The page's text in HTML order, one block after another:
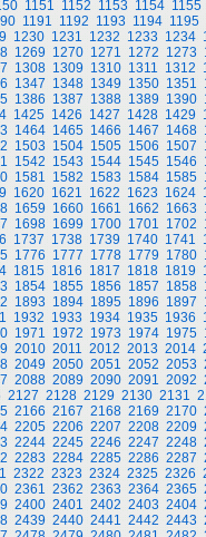
1151 1152 1153 1154 1155
1191 1192 1193 1194 1195
1230 1231 1232 1233 1234
1269 1270 1271 1272 1273
1308 1309 1310 1311 1312
1347 1348 1349 1350 1351
1386 1387 1388 1389 1390
1425 1426 1427 1428 1429
1464 1465 1466 1467 1468
1503 1504 1505 1506 1507
1542 1543 1544 1545 1546
1581 1582 1583 1584 1585
1620 1621 1622 1623 1624
1659 1660 1661 1662 1663
1698 1699 1700 1701 1702
1737 1738 1739 1740 1741
1776 1777 1778 1779 1780
1815 1816 1817 1818 1819
1854 1855 1856 1857 1858
1893 1894 1895 1896 1897
1932 1933 1934 1935 1936
1971 1972 1973 1974 1975
2010 2011 2012 2013 2014
2049 2050 2051 2052 2053
2088 2089 2090 2091 2092
2127 2128 2129 2130 2131
2166 2167 2168 2169 2170
2205 2206 2207 2208 2209
2244 2245 2246 2247 2248
2283 2284 2285 2286 2287
2322 2323 2324 2325 2326
2361 2362 2363 2364 2365
2400 2401 2402 2403 2404
2439 2440 2441 2442 2443